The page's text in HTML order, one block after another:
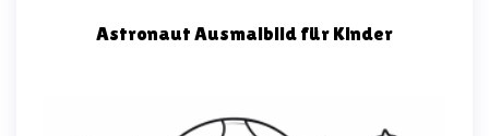
Astronaut Ausmalbild für Kinder